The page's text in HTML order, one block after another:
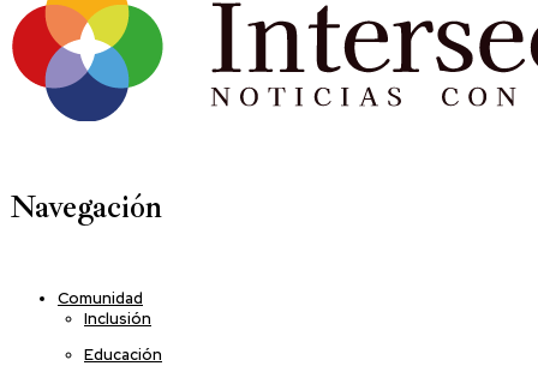
Navegación
Comunidad
Inclusión
Educación